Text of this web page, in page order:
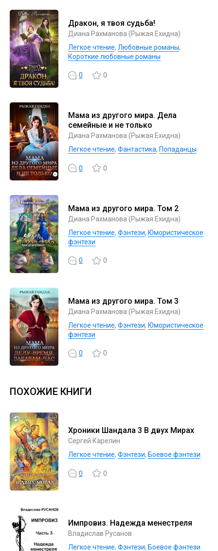
Дракон, я твоя судьба!
Диана Рахманова (Рыжая Ехидна)
Легкое чтение, Любовные романы,
Короткие любовные романы
0 0
Мама из другого мира. Дела
семейные и не только
Диана Рахманова (Рыжая Ехидна)
Легкое чтение, Фантастика, Попаданцы
0 0
Мама из другого мира. Том 2
Диана Рахманова (Рыжая Ехидна)
Легкое чтение, Фэнтези, Юмористическое
фэнтези
0 0
Мама из другого мира. Том 3
Диана Рахманова (Рыжая Ехидна)
Легкое чтение, Фэнтези, Юмористическое
фэнтези
0 0
ПОХОЖИЕ КНИГИ
Хроники Шандала 3 В двух Мирах
Сергей Карелин
Легкое чтение, Фэнтези, Боевое фэнтези
0 0
Импровиз. Надежда менестреля
Владислав Русанов
Легкое чтение, Фэнтези, Боевое фэнтези